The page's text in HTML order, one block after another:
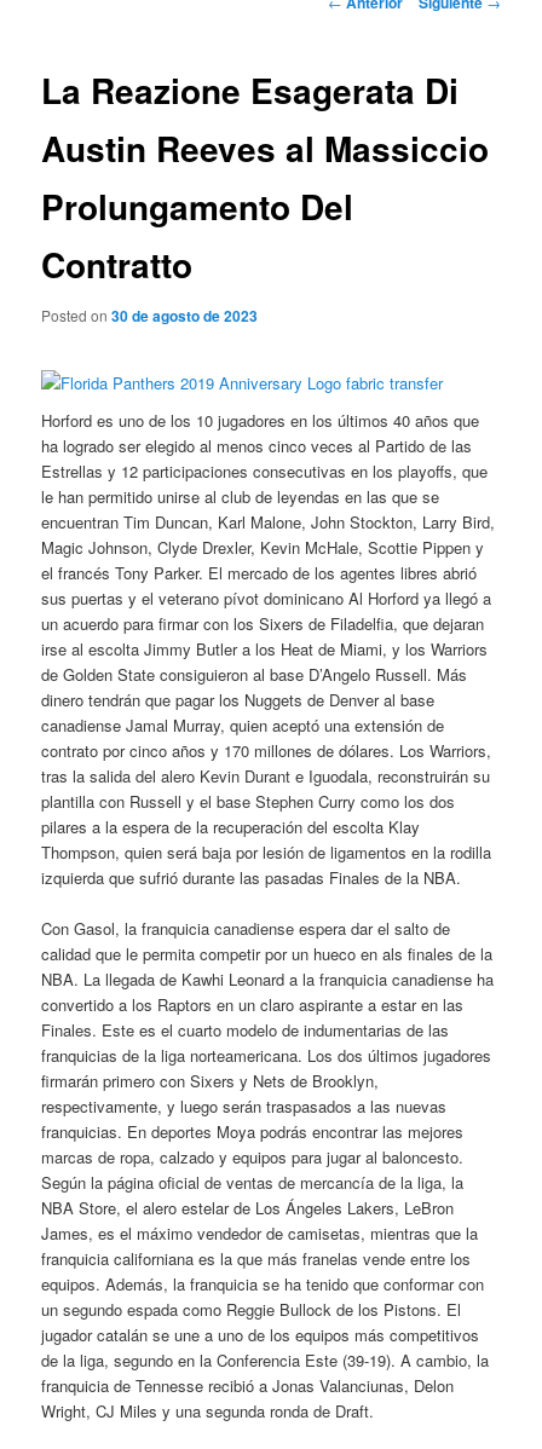
La Reazione Esagerata Di
Austin Reeves al Massiccio
Prolungamento Del
Contratto
Posted on30 de agosto de 2023
Horford es uno de los 10 jugadores en los últimos 40 años que
ha logrado ser elegido al menos cinco veces al Partido de las
Estrellas y 12 participaciones consecutivas en los playoffs, que
le han permitido unirse al club de leyendas en las que se
encuentran Tim Duncan, Karl Malone, John Stockton, Larry Bird,
Magic Johnson, Clyde Drexler, Kevin McHale, Scottie Pippen y
el francés Tony Parker. El mercado de los agentes libres abrió
sus puertas y el veterano pívot dominicano Al Horford ya llegó a
un acuerdo para firmar con los Sixers de Filadelfia, que dejaran
irse al escolta Jimmy Butler a los Heat de Miami, y los Warriors
de Golden State consiguieron al base D’Angelo Russell. Más
dinero tendrán que pagar los Nuggets de Denver al base
canadiense Jamal Murray, quien aceptó una extensión de
contrato por cinco años y 170 millones de dólares. Los Warriors,
tras la salida del alero Kevin Durant e Iguodala, reconstruirán su
plantilla con Russell y el base Stephen Curry como los dos
pilares a la espera de la recuperación del escolta Klay
Thompson, quien será baja por lesión de ligamentos en la rodilla
izquierda que sufrió durante las pasadas Finales de la NBA.
Con Gasol, la franquicia canadiense espera dar el salto de
calidad que le permita competir por un hueco en als finales de la
NBA. La llegada de Kawhi Leonard a la franquicia canadiense ha
convertido a los Raptors en un claro aspirante a estar en las
Finales. Este es el cuarto modelo de indumentarias de las
franquicias de la liga norteamericana. Los dos últimos jugadores
firmarán primero con Sixers y Nets de Brooklyn,
respectivamente, y luego serán traspasados a las nuevas
franquicias. En deportes Moya podrás encontrar las mejores
marcas de ropa, calzado y equipos para jugar al baloncesto.
Según la página oficial de ventas de mercancía de la liga, la
NBA Store, el alero estelar de Los Ángeles Lakers, LeBron
James, es el máximo vendedor de camisetas, mientras que la
franquicia californiana es la que más franelas vende entre los
equipos. Además, la franquicia se ha tenido que conformar con
un segundo espada como Reggie Bullock de los Pistons. El
jugador catalán se une a uno de los equipos más competitivos
de la liga, segundo en la Conferencia Este (39-19). A cambio, la
franquicia de Tennesse recibió a Jonas Valanciunas, Delon
Wright, CJ Miles y una segunda ronda de Draft.